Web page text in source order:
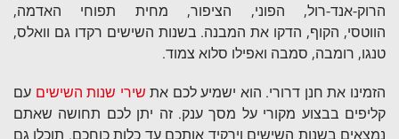
הרוק-אנד-רול, הפוני, הציפור, מחית תפוחי האדמה,
הווטסי, הקוף, הדקו את המבנה. בשנות השישים רקדו גם וואלס,
טנגו, רומבה, סמבה ואפילו סלוא צמוד.
הזמינו את חנן דרורי. הוא ישמיע לכם את שירי שנות השישים עם
קליפים בבצוע מקורי על מסך ענק. זה יתן לכם תחושה שאתם
נמצאים בשנות השישים וירקיד אותכם עד כלות כוחכם. תוכלו גם